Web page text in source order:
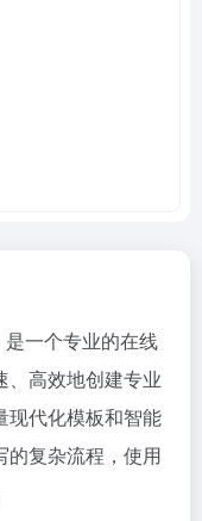
一个专业的在线
、高效地创建专业
现代化模板和智能
的复杂流程，使用